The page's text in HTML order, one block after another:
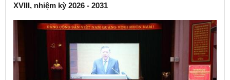
XVIII, nhiệm kỳ 2026 - 2031